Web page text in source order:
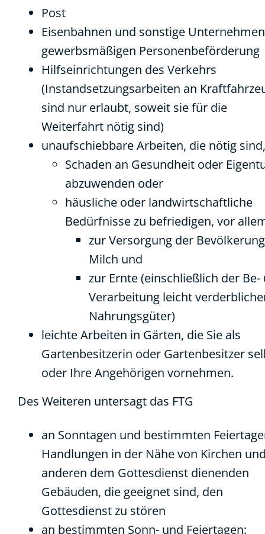
Post
Eisenbahnen und sonstige
gewerbsmäßigen Personenbeförderung
Hilfseinrichtungen des Verkehrs
(Instandsetzungsarbeiten an
sind nur erlaubt, soweit sie für die
Weiterfahrt nötig sind)
unaufschiebbare Arbeiten, die nötig
Schaden an Gesundheit oder
abzuwenden oder
häusliche oder landwirtschaftliche
Bedürfnisse zu befriedigen, vor
zur Versorgung der
Milch und
zur Ernte (einschließlich der Be-
Verarbeitung leicht
Nahrungsgüter)
leichte Arbeiten in Gärten, die Sie als
Gartenbesitzerin oder Gartenbesitzer
oder Ihre Angehörigen vornehmen.
Des Weiteren untersagt das FTG
an Sonntagen und bestimmten
Handlungen in der Nähe von Kirchen
anderen dem Gottesdienst dienenden
Gebäuden, die geeignet sind, den
Gottesdienst zu stören
an bestimmten Sonn- und Feiertagen: